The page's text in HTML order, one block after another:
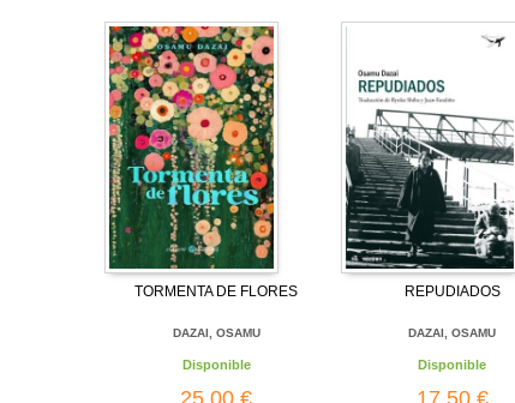
TORMENTA DE FLORES
DAZAI, OSAMU
Disponible
25,00 €
REPUDIADOS
DAZAI, OSAMU
Disponible
17,50 €